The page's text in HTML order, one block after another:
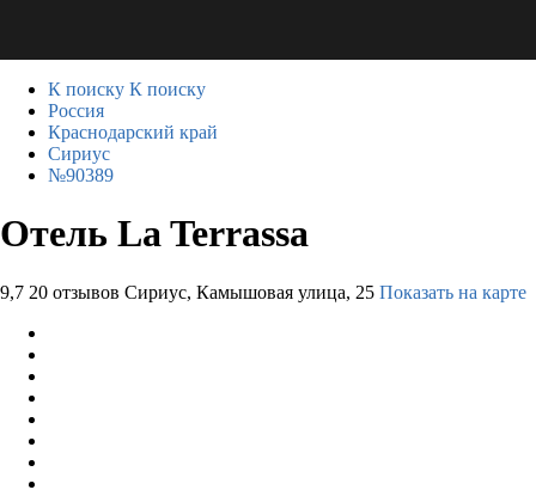
К поиску К поиску
Россия
Краснодарский край
Сириус
№90389
Отель La Terrassa
9,7 20 отзывов Сириус, Камышовая улица, 25 Показать на карте